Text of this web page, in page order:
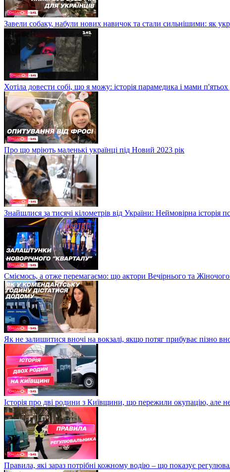
Завели собаку, набули нових навичок та стали сильнішими: як
Хотіла довести собі, що я можу: історія парамедика і мами п'ятьох
Про що мріють маленькі українці під Новий 2023 рік
Знайшлися за тисячі кілометрів від України: Неймовірна історія
Сміємось, а отже перемагаємо: що актори Вечірнього та
Як не залишитися вночі на вокзалі, якщо потяг прибуває пізно
Історія про дві родини з Київщини, що пережили окупацію, але
Правила, які зараз потрібні кожному водію – що показує